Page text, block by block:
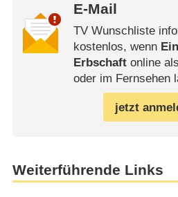
E-Mail
TV Wunschliste
kostenlos, wenn
Erbschaftonline
oder im Fernsehen
jetzt
Weiterführende Links